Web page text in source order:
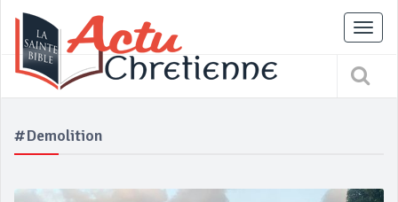
#Demolition